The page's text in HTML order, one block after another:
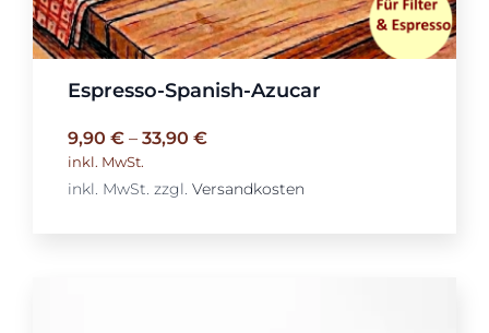
Espresso-Spanish-Azucar
9,90 €– 33,90 €
inkl. MwSt.
inkl. MwSt. zzgl. Versandkosten